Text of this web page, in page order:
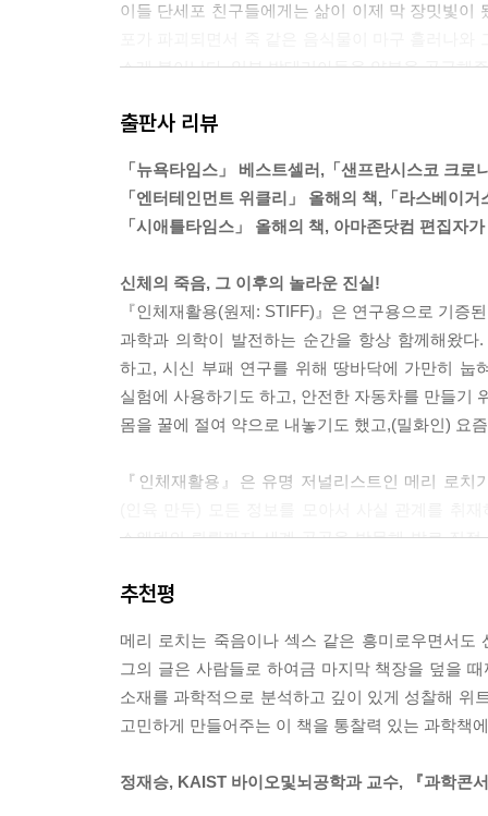
이들 단세포 친구들에게는 삶이 이제 막 장밋빛이
스레 불어난다. 일부 박테리아들을 양분을 공급해
떨어져 부상당한 신랑들을 만나본 적이 있는데,
상이 심했다. 자살을 시도한 그는 일회용 반창고
넘어」중에서
영국의 연구자들은 수술로 절단해낸 다리에 신을
증이 있어서 건강한 사지와 비교하기 어렵기 때
험했다. 사슴에게는 발가락과 뒤꿈치가 없고 사람
기 때문에 그 연구가 어느 정도의 가치를 지니는지
---p.177 「6 사체, 신고합니다!」중에서
출판사 리뷰
「뉴욕타임스」 베스트셀러,「샌프란시스코 크로
「엔터테인먼트 위클리」 올해의 책,「라스베이
「시애틀타임스」 올해의 책, 아마존닷컴 편집자
신체의 죽음, 그 이후의 놀라운 진실!
『인체재활용(원제: STIFF)』은 연구용으로 기
과학과 의학이 발전하는 순간을 항상 함께해왔
하고, 시신 부패 연구를 위해 땅바닥에 가만히 눕
실험에 사용하기도 하고, 안전한 자동차를 만들기
몸을 꿀에 절여 약으로 내놓기도 했고,(밀화인) 요
『인체재활용』은 유명 저널리스트인 메리 로
스웨덴의 뤼뢴까지 세계 곳곳을 방문해 발로 직
미지의 세계를 탐험하는 것을 좋아하던 저자는
‘죽음 이후의 삶’이었다. 그렇게 시작한 정보 수집
으로 완성되었다. 그녀는 이 책의 서문에서 ‘바닥
이야기한다. 끔찍하고 혐오스러울 수 있는 이야기
저자는 독자들로 하여금 자신의 시체를 어떻게
추천평
메리 로치는 죽음이나 섹스 같은 흥미로우면서
그의 글은 사람들로 하여금 마지막 책장을 덮을
소재를 과학적으로 분석하고 깊이 있게 성찰해 위
고민하게 만들어주는 이 책을 통찰력 있는 과학책
정재승, KAIST 바이오및뇌공학과 교수, 『과학콘